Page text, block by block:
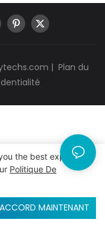
| Plan du
the best experience
Politique De
MAINTENANT